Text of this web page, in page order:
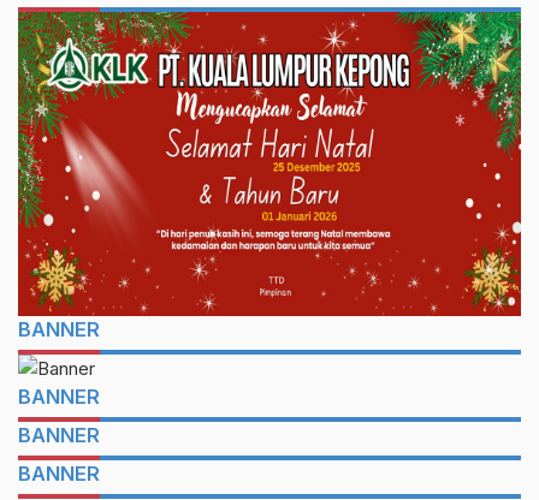
BANNER
BANNER
BANNER
BANNER